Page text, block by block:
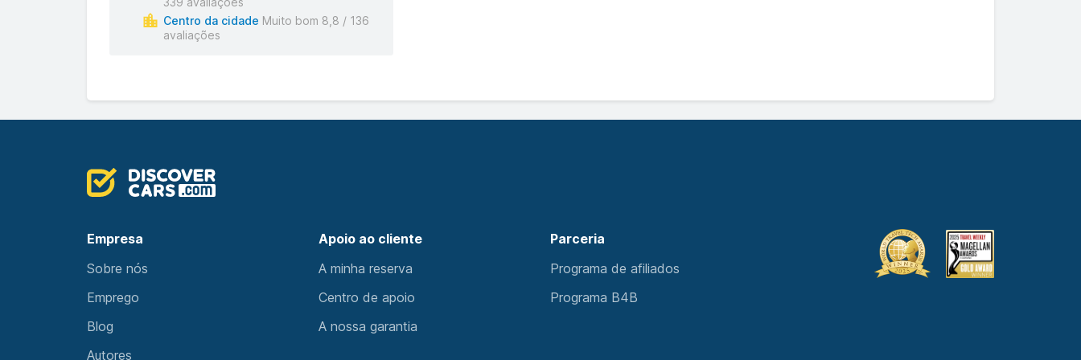
Centro da cidade Muito bom 8,8 / 136
avaliações
Empresa Apoio ao cliente Parceria